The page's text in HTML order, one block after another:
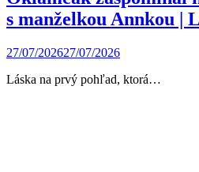
s manželkou Annkou |
27/07/202627/07/2026
Láska na prvý pohľad, ktorá…